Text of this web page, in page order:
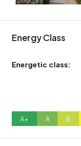
Energy Class
Energetic class:
A+ A B